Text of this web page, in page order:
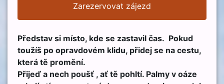
Zarezervovat zájezd
Představ si místo, kde se zastavil čas. Pokud
toužíš po opravdovém klidu, přidej se na cestu,
která tě promění.
Přijeď a nech poušť , ať tě pohltí. Palmy v oáze